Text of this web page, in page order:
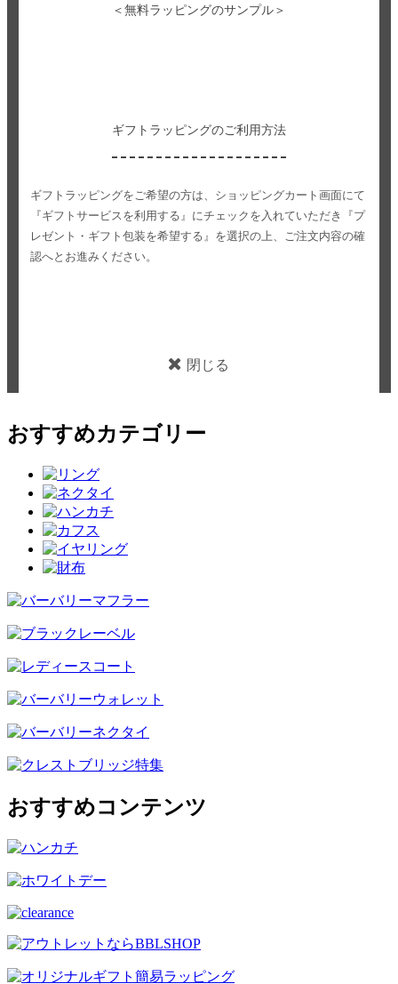
＜無料ラッピングのサンプル＞
ギフトラッピングのご利用方法
ギフトラッピングをご希望の方は、ショッピングカート画面にて
『ギフトサービスを利用する』にチェックを入れていただき
『プ
レゼント・ギフト包装を希望する』を選択の上、ご注文内容の確
認へとお進みください。
閉じる
おすすめカテゴリー
おすすめコンテンツ